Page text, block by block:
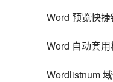
Word 预览快
Word 自动套
Wordlistnum